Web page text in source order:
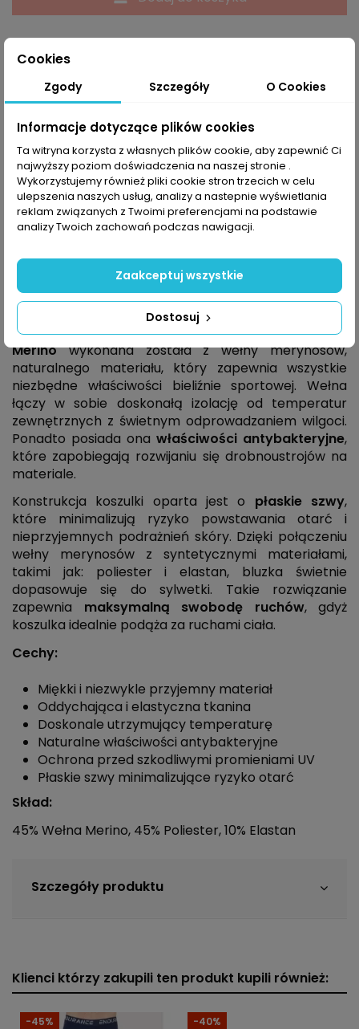
Opis
Niskie temperatury potrafią dać w kość podczas
aktywności na świeżym powietrzu. Dlatego warto
mieć na sobie bieliznę termoaktywną, która w
chłodne dni utrzyma Twój organizm w odpowiednim
cieple.Koszulka termoaktywna Whistler Bishop
Merinowykonana została z wełny merynosów,
naturalnego materiału, który zapewnia wszystkie
niezbędne właściwości bieliźnie sportowej. Wełna
łączy w sobie doskonałą izolację od temperatur
zewnętrznych z świetnym odprowadzaniem wilgoci.
Ponadto posiada ona właściwości antybakteryjne,
które zapobiegają rozwijaniu się drobnoustrojów na
materiale.
Konstrukcja koszulki oparta jest o płaskie szwy,
które minimalizują ryzyko powstawania otarć i
nieprzyjemnych podrażnień skóry. Dzięki połączeniu
wełny merynosów z syntetycznymi materiałami,
takimi jak: poliester i elastan, bluzka świetnie
dopasowuje się do sylwetki. Takie rozwiązanie
zapewnia maksymalną swobodę ruchów, gdyż
koszulka idealnie podąża za ruchami ciała.
Cechy:
Miękki i niezwykle przyjemny materiał
Oddychająca i elastyczna tkanina
Doskonale utrzymujący temperaturę
Naturalne właściwości antybakteryjne
Ochrona przed szkodliwymi promieniami UV
Płaskie szwy minimalizujące ryzyko otarć
Skład:
45% Wełna Merino, 45% Poliester, 10% Elastan
Szczegóły produktu
Klienci którzy zakupili ten produkt kupili również:
-45% -40%
Cookies
Zgody Szczegóły O Cookies
Informacje dotyczące plików cookies
Ta witryna korzysta z własnych plików cookie, aby zapewnić Ci
najwyższy poziom doświadczenia na naszej stronie .
Wykorzystujemy również pliki cookie stron trzecich w celu
ulepszenia naszych usług, analizy a nastepnie wyświetlania
reklam związanych z Twoimi preferencjami na podstawie
analizy Twoich zachowań podczas nawigacji.
Dostosuj
Zaakceptuj wszystkie